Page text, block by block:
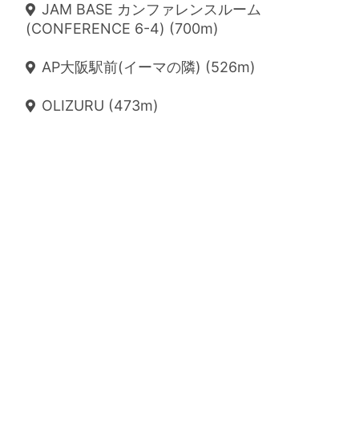
JAM BASE カンファレンスルーム
(CONFERENCE 6-4) (700m)
AP大阪駅前(イーマの隣) (526m)
OLIZURU (473m)